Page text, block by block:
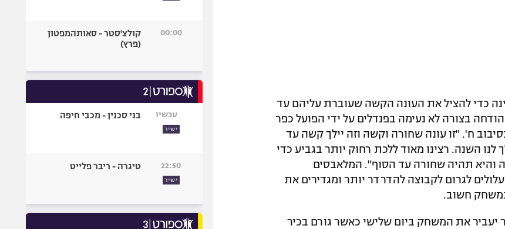
כדי להציל את העונה הקשה שעוברת עליהם עד
בצורה לא נעימה בפנדלים על ידי הפועל כפר
ח'. "זו עונה שחורה וקשה וזה יילך קשה עד
השנה. רצינו מאוד ללכת רחוק יותר בגביע כדי
והיא תהיה שחורה עד הסוף". המלאבסים
לגרום לקבוצה להדרדר יותר ומגדירים את
כמשחק חשוב.
יעביר את המשחק ביום שלישי כאשר גורם בכיר
00:00
קולצ'סטר - סאותהמפטון
(פרץ)
עכשיו
ישיר
בני סכנין - מכבי חיפה
22:50
ישיר
טיגרה - ריבר פלייט